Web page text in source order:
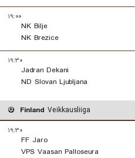
۱۹:۰۰
NK Bilje
NK Brezice
۱۹:۳۰
Jadran Dekani
ND Slovan Ljubljana
Finland Veikkausliiga
۱۹:۳۰
FF Jaro
VPS Vaasan Palloseura